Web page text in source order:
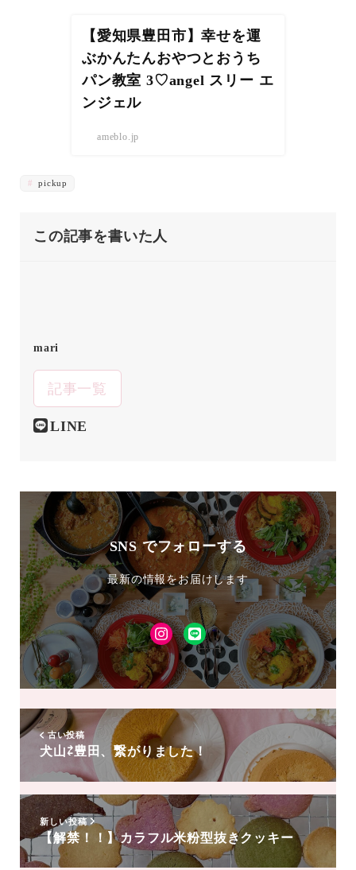
【愛知県豊田市】幸せを運
ぶかんたんおやつとおうち
パン教室 3♡angel スリー エ
ンジェル
ameblo.jp
pickup
この記事を書いた人
mari
記事一覧
LINE
SNS でフォローする
最新の情報をお届けします
Instagram
LINE
友
達
追
加
古い投稿
犬山⇄豊田、繋がりました！
新しい投稿
【解禁！！】カラフル米粉型抜きクッキー